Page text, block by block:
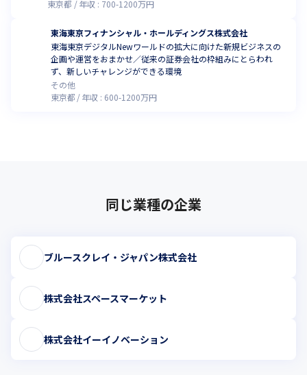
東京都
年収 : 700-1200万円
東海東京フィナンシャル・ホールディングス株式会社
東海東京デジタルNewワールドの拡大に向けた新規ビジネスの
企画や運営をおまかせ／従来の証券会社の枠組みにとらわれ
ず、新しいチャレンジができる環境
その他
東京都
年収 : 600-1200万円
同じ業種の企業
ブルースクレイ・ジャパン株式会社
株式会社スペースマーケット
株式会社イーイノベーション